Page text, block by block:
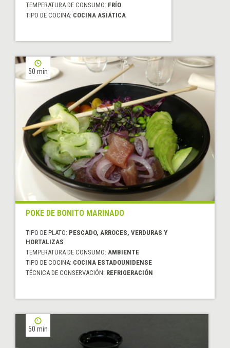
TEMPERATURA DE CONSUMO: FRÍO
TIPO DE COCINA: COCINA ASIÁTICA
50 min
POKE DE BONITO MARINADO
TIPO DE PLATO: PESCADO, ARROCES, VERDURAS Y
HORTALIZAS
TEMPERATURA DE CONSUMO: AMBIENTE
TIPO DE COCINA: COCINA ESTADOUNIDENSE
TÉCNICA DE CONSERVACIÓN: REFRIGERACIÓN
50 min